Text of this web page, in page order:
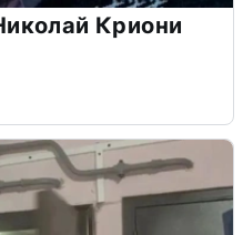
Криони